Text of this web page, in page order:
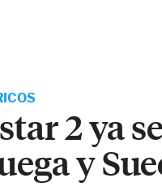
2 ya
y